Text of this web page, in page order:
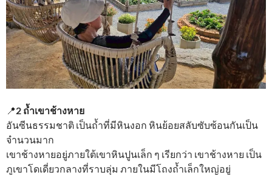
📍2 ถ้ำเขาช้างหาย
อันซีนธรรมชาติ เป็นถ้ำที่มีหินงอก หินย้อยสลับซับซ้อนกันเป็น
จำนวนมาก
เขาช้างหายอยู่ภายใต้เขาหินปูนเล็ก ๆ เรียกว่า เขาช้างหาย เป็น
ภูเขาโดเดี่ยวกลางที่ราบลุ่ม ภายในมีโถงถ้ำเล็กใหญ่อยู่